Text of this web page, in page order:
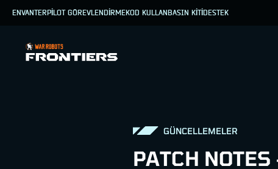
ENVANTERPİLOT GÖREVLENDİRMEKOD KULLANBASIN KİTİDESTEK
GÜNCELLEMELER
PATCH